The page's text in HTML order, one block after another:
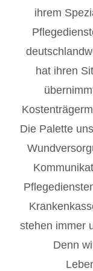
ihrem
hat ihren
Die Palette
stehen immer
Denn